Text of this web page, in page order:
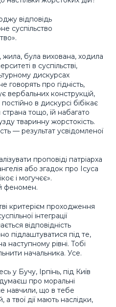
відповідь
суспільство
була вихована, ходила
в суспільстві,
дискурсах
говорять про гідність,
вербальних конструкцій,
в дискурсі бібікає
страна тощо, їй набагато
тваринну жорстокість.
— результат усвідомленої
проповіді патріарха
або згадок про Ісуса
і могучєє».
феномен.
критерієм проходження
інтеграції
відповідність
підлаштуватися під те,
наступному рівні. Тобі
начальника. Усе.
у Бучу, Ірпінь, під Київ
про моральні
навчили, що в тебе
твої дії мають наслідки,